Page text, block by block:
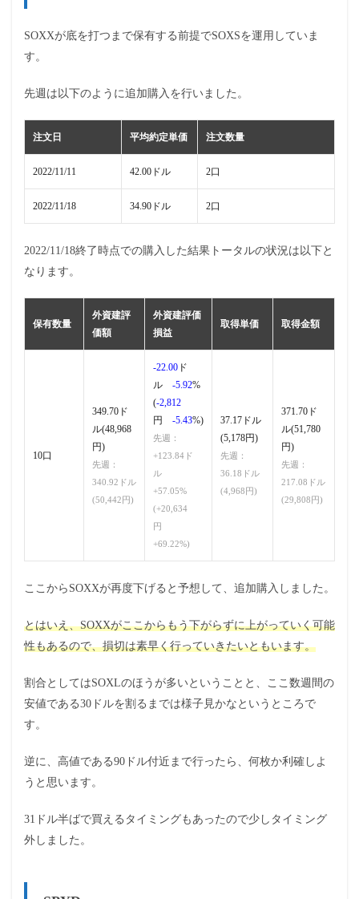
SOXXが底を打つまで保有する前提でSOXSを運用していま
す。
先週は以下のように追加購入を行いました。
注文日 平均約定単価 注文数量
2022/11/11 42.00ドル 2口
2022/11/18 34.90ドル 2口
2022/11/18終了時点での購入した結果トータルの状況は以下と
なります。
保有数量
外資建評
価額
外資建評価
損益
取得単価 取得金額
10口
349.70ド
ル(48,968
円)
先週：
340.92ドル
(50,442円)
-22.00 ド
ル -5.92%
(-2,812
円 -5.43%)
先週：
+123.84ド
ル
+57.05%
(+20,634
円
+69.22%)
37.17ドル
(5,178円)
先週：
36.18ドル
(4,968円)
371.70ド
ル(51,780
円)
先週：
217.08ドル
(29,808円)
ここからSOXXが再度下げると予想して、追加購入しました。
とはいえ、SOXXがここからもう下がらずに上がっていく可能
性もあるので、損切は素早く行っていきたいともいます。
割合としてはSOXLのほうが多いということと、ここ数週間の
安値である30ドルを割るまでは様子見かなというところで
す。
逆に、高値である90ドル付近まで行ったら、何枚か利確しよ
うと思います。
31ドル半ばで買えるタイミングもあったので少しタイミング
外しました。